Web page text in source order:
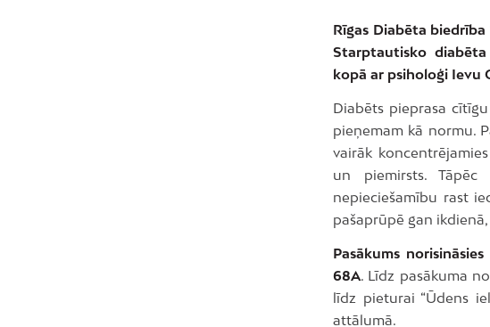
Rīgas Diabēta
Starptautisko
kopā ar psiholoģi Ievu
Diabēts pieprasa
pieņemam kā normu.
vairāk
un piemirsts. Tāpēc
nepieciešamību rast
pašaprūpē gan
Pasākums
68A. Līdz pasākuma
līdz pieturai “Ūdens
attālumā.